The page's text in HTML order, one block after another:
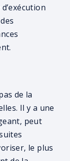
de la
Il y a une
peut
le plus